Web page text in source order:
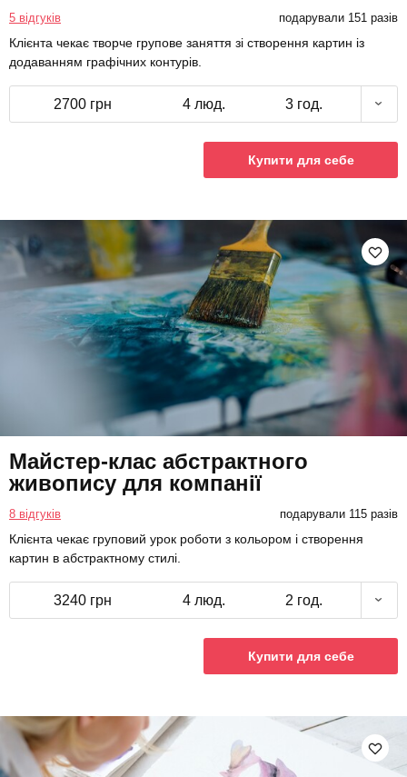
5 відгуків подарували 151 разів
Клієнта чекає творче групове заняття зі створення картин із
додаванням графічних контурів.
2700 грн 4 люд. 3 год.
Купити для себе
Майстер-клас абстрактного
живопису для компанії
8 відгуків подарували 115 разів
Клієнта чекає груповий урок роботи з кольором і створення
картин в абстрактному стилі.
3240 грн 4 люд. 2 год.
Купити для себе